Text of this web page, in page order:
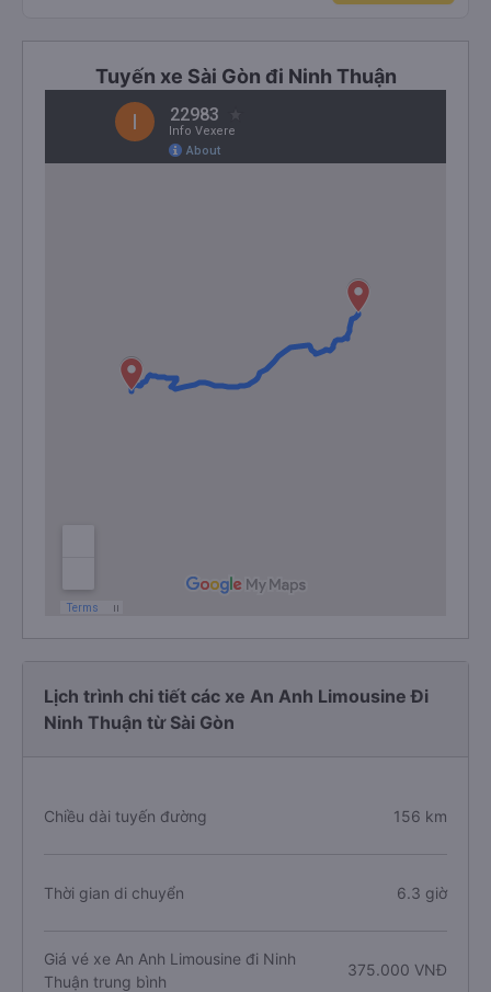
Tuyến xe Sài Gòn đi Ninh Thuận
Lịch trình chi tiết các xe An Anh Limousine Đi
Ninh Thuận từ Sài Gòn
Chiều dài tuyến đường 156 km
Thời gian di chuyển 6.3 giờ
Giá vé xe An Anh Limousine đi Ninh
Thuận trung bình
375.000 VNĐ